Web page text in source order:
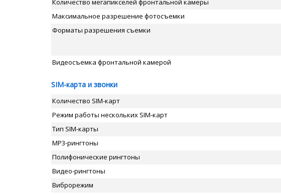
Количество мегапикселей фронтальной камеры
Максимальное разрешение фотосъемки
Форматы разрешения съемки
Видеосъемка фронтальной камерой
SIM-карта и звонки
Количество SIM-карт
Режим работы нескольких SIM-карт
Тип SIM-карты
MP3-рингтоны
Полифонические рингтоны
Видео-рингтоны
Виброрежим